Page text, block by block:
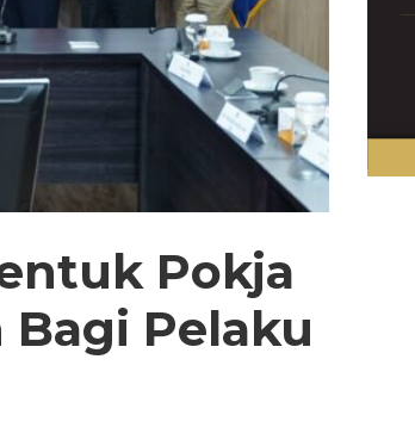
Pokja
Pelaku